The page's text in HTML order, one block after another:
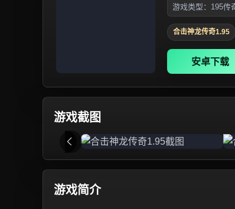
游戏类型：195传
合击神龙传奇1.95
安卓下载
游戏截图
游戏简介